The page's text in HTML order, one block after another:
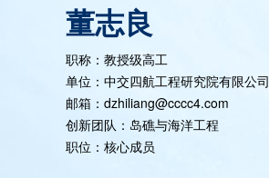
董志良
职称：教授级高工
单位：中交四航工程研究院有限公司
邮箱：dzhiliang@cccc4.com
创新团队：岛礁与海洋工程
职位：核心成员